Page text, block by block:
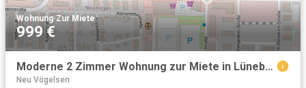
Wohnung·Zur Miete
999 €
Moderne 2 Zimmer Wohnung zur Miete in Lüneburg Wentzel Dr
Neu Vögelsen